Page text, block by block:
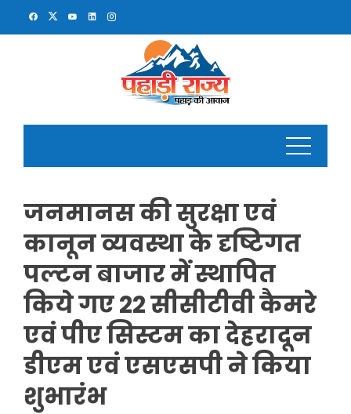
जनमानस की सुरक्षा एवं
कानून व्यवस्था के दृष्टिगत
पल्टन बाजार में स्थापित
किये गए 22 सीसीटीवी कैमरे
एवं पीए सिस्टम का देहरादून
डीएम एवं एसएसपी ने किया
शुभारंभ